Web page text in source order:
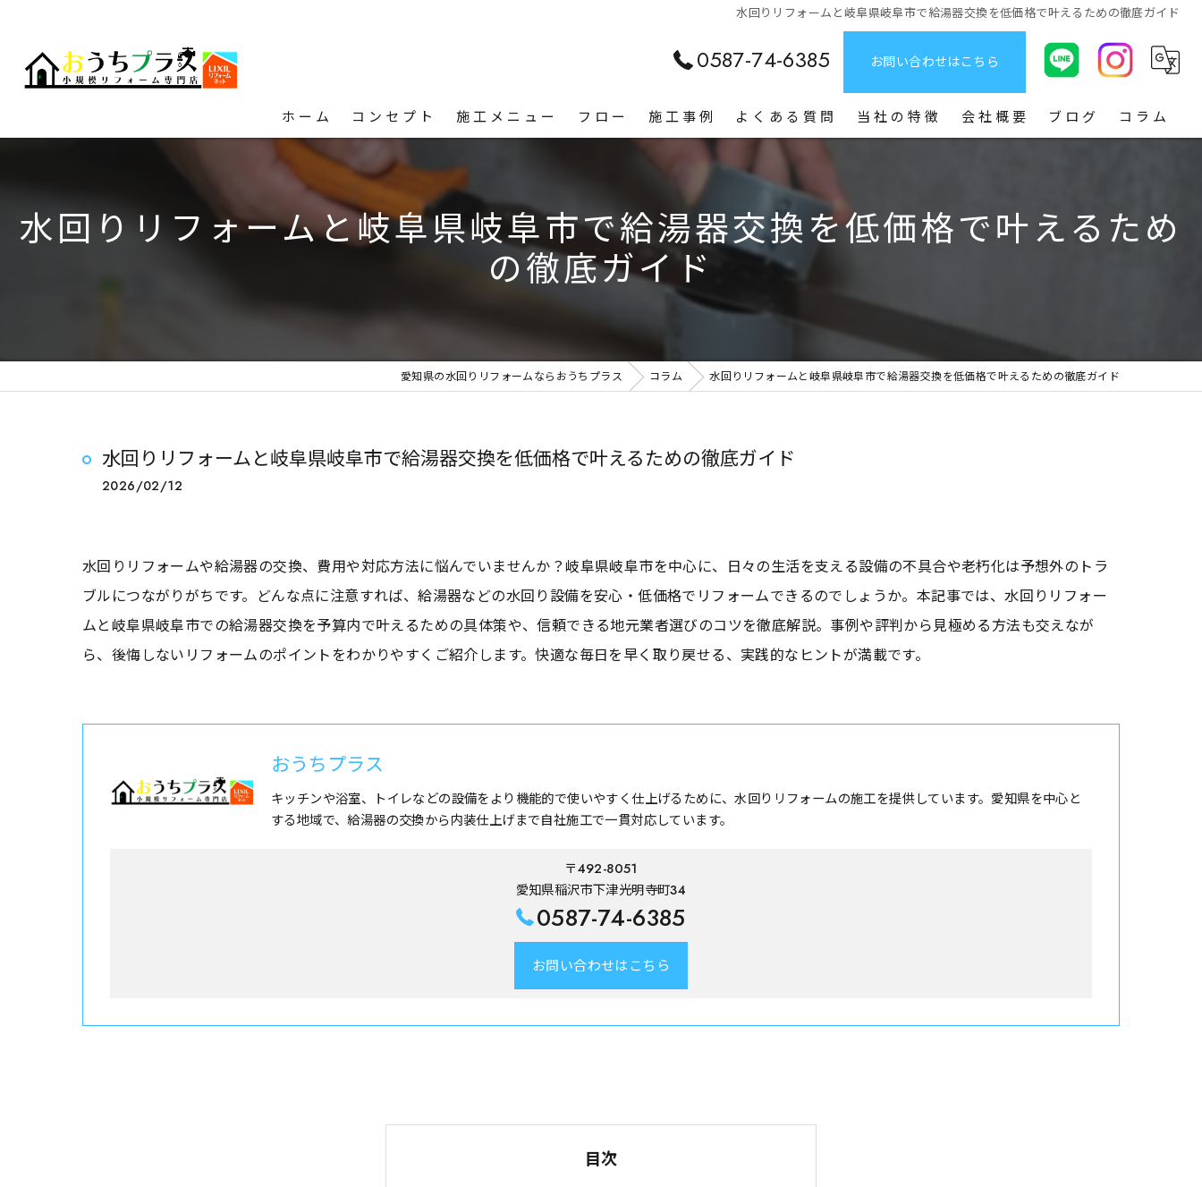
水回りリフォームと岐阜県岐阜市で給湯器交換を低価格で叶えるための徹底ガイド
0587-74-6385 お問い合わせはこちら
ホーム コンセプト 施工メニュー フロー 施工事例 よくある質問 当社の特徴
お風呂
洗面台
キッチン
会社概要 ブログ コラム
水回りリフォームと岐阜県岐阜市で給湯器交換を低価格で叶えるため
の徹底ガイド
愛知県の水回りリフォームならおうちプラス コラム 水回りリフォームと岐阜県岐阜市で給湯器交換を低価格で叶えるための徹底ガイド
水回りリフォームと岐阜県岐阜市で給湯器交換を低価格で叶えるための徹底ガイド
2026/02/12
水回りリフォームや給湯器の交換、費用や対応方法に悩んでいませんか？岐阜県岐阜市を中心に、日々の生活を支える設備の不具合や老朽化は予想外のトラ
ブルにつながりがちです。どんな点に注意すれば、給湯器などの水回り設備を安心・低価格でリフォームできるのでしょうか。本記事では、水回りリフォー
ムと岐阜県岐阜市での給湯器交換を予算内で叶えるための具体策や、信頼できる地元業者選びのコツを徹底解説。事例や評判から見極める方法も交えなが
ら、後悔しないリフォームのポイントをわかりやすくご紹介します。快適な毎日を早く取り戻せる、実践的なヒントが満載です。
おうちプラス
キッチンや浴室、トイレなどの設備をより機能的で使いやすく仕上げるために、水回りリフォームの施工を提供しています。愛知県を中心と
する地域で、給湯器の交換から内装仕上げまで自社施工で一貫対応しています。
〒492-8051
愛知県稲沢市下津光明寺町34
0587-74-6385
お問い合わせはこちら
目次